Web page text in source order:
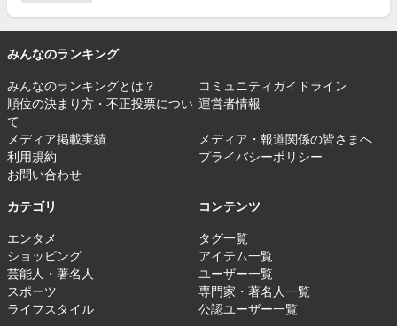
みんなのランキング
みんなのランキングとは？
コミュニティガイドライン
順位の決まり方・不正投票につい
て
運営者情報
メディア掲載実績
メディア・報道関係の皆さまへ
利用規約
プライバシーポリシー
お問い合わせ
カテゴリ
エンタメ
ショッピング
芸能人・著名人
スポーツ
ライフスタイル
コンテンツ
タグ一覧
アイテム一覧
ユーザー一覧
専門家・著名人一覧
公認ユーザー一覧